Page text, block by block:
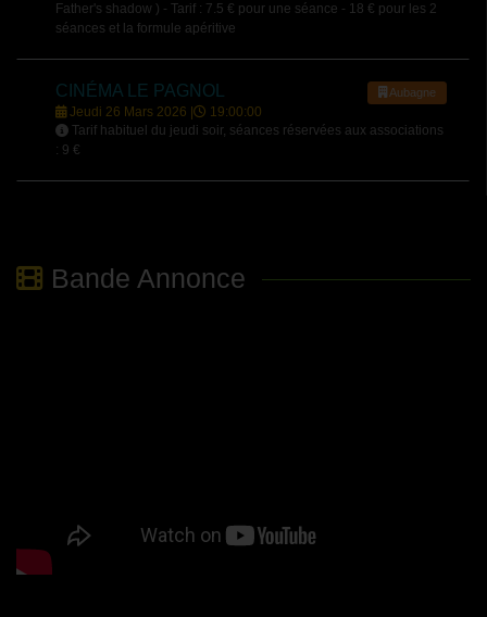
Father's shadow ) - Tarif : 7.5 € pour une séance - 18 € pour les 2
séances et la formule apéritive
CINÉMA LE PAGNOL Aubagne
Jeudi 26 Mars 2026 |
19:00:00
Tarif habituel du jeudi soir, séances réservées aux associations
: 9 €
Bande Annonce